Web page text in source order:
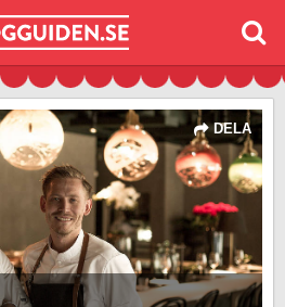
DELA